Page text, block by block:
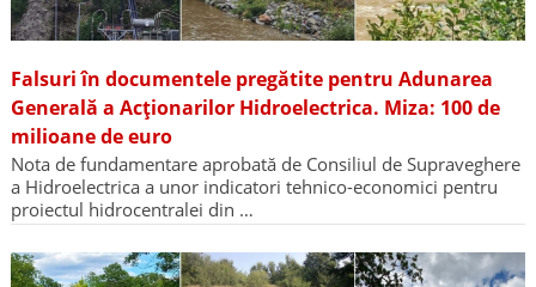
Falsuri în documentele pregătite pentru Adunarea
Generală a Acționarilor Hidroelectrica. Miza: 100 de
milioane de euro
Nota de fundamentare aprobată de Consiliul de Supraveghere
a Hidroelectrica a unor indicatori tehnico-economici pentru
proiectul hidrocentralei din …